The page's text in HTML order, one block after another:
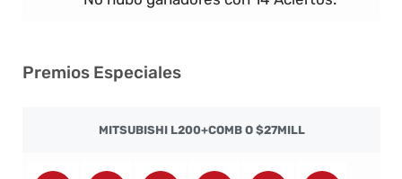
Premios Especiales
MITSUBISHI L200+COMB O $27MILL